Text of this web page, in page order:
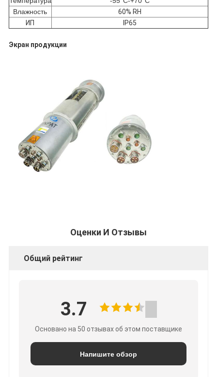
Влажность
60% RH
ИП
IP65
Экран продукции
Оценки И Отзывы
Общий рейтинг
3.7
Основано на 50 отзывах об этом поставщике
Напишите обзор